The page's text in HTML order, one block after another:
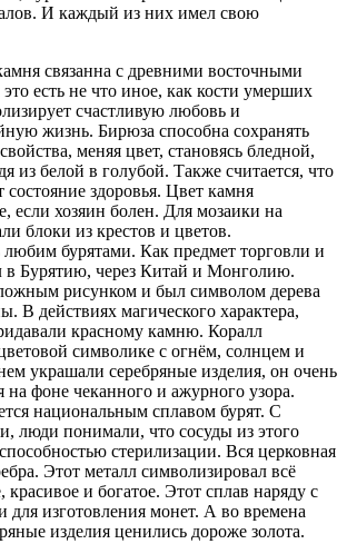
И каждый из них имел свою
связанна с древними восточными
есть не что иное, как кости умерших
счастливую любовь и
жизнь. Бирюза способна сохранять
меняя цвет, становясь бледной,
из белой в голубой. Также считается, что
состояние здоровья. Цвет камня
если хозяин болен. Для мозаики на
блоки из крестов и цветов.
любим бурятами. Как предмет торговли и
в Бурятию, через Китай и Монголию.
рисунком и был символом дерева
В действиях магического характера,
красному камню. Коралл
символике с огнём, солнцем и
украшали серебряные изделия, он очень
на фоне чеканного и ажурного узора.
национальным сплавом бурят. С
люди понимали, что сосуды из этого
стерилизации. Вся церковная
Этот металл символизировал всё
красивое и богатое. Этот сплав наряду с
для изготовления монет. А во времена
изделия ценились дороже золота.